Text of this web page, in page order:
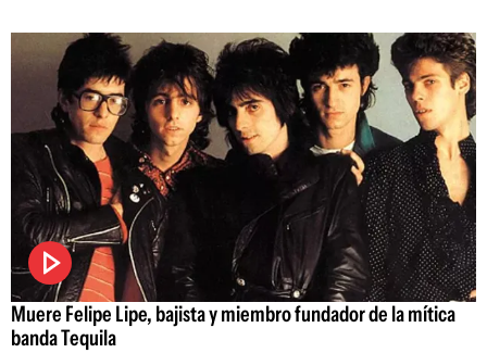
Muere Felipe Lipe, bajista y miembro fundador de la mítica
banda Tequila